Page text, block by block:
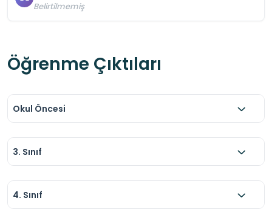
Belirtilmemiş
Öğrenme Çıktıları
Okul Öncesi
3. Sınıf
4. Sınıf